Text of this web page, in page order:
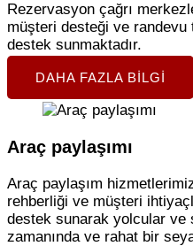
Rezervasyon çağrı
müşteri desteği ve
destek sunmaktadır.
DAHA FAZLA BILGI
Araç paylaşımı
Araç paylaşım
rehberliği ve müşteri
destek sunarak yolcular ve
zamanında ve rahat bir